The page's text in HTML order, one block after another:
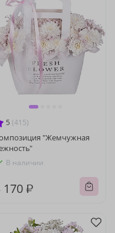
5 (415)
"Жемчужная
В наличии
170 ₽